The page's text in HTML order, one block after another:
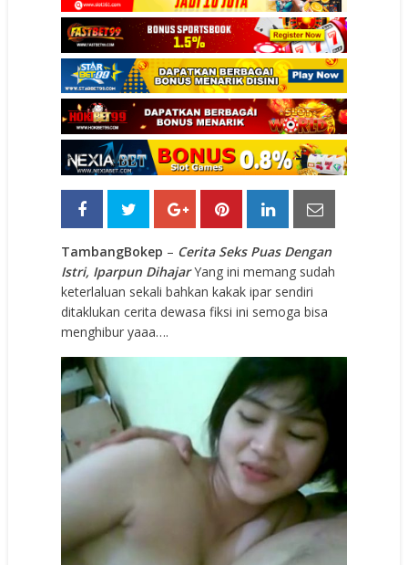
TambangBokep – Cerita Seks Puas Dengan
Istri, Iparpun DihajarYang ini memang sudah
keterlaluan sekali bahkan kakak ipar sendiri
ditaklukan cerita dewasa fiksi ini semoga bisa
menghibur yaaa….